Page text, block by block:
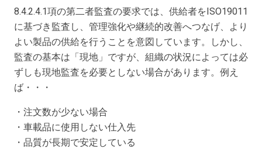
己
監
査
シ
ー
ト
8.4.2.4.1項の第二者監査の要求では、供給者をISO19011
に基づき監査し、管理強化や継続的改善へつなげ、より
よい製品の供給を行うことを意図しています。しかし、
監査の基本は「現地」ですが、組織の状況によっては必
ずしも現地監査を必要としない場合があります。例え
ば・・・
・注文数が少ない場合
・車載品に使用しない仕入先
・品質が長期で安定している